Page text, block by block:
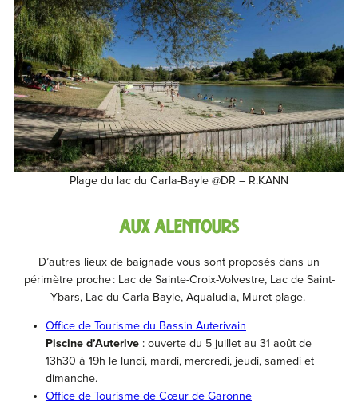
Plage du lac du Carla-Bayle @DR – R.KANN
AUX ALENTOURS
D’autres lieux de baignade vous sont proposés dans un
périmètre proche : Lac de Sainte-Croix-Volvestre, Lac de Saint-
Ybars, Lac du Carla-Bayle, Aqualudia, Muret plage.
Office de Tourisme du Bassin Auterivain
Piscine d’Auterive: ouverte du 5 juillet au 31 août de
13h30 à 19h le lundi, mardi, mercredi, jeudi, samedi et
dimanche.
Office de Tourisme de Cœur de Garonne